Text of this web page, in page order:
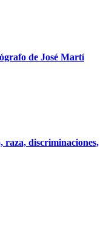
de José Martí
raza, discriminaciones,